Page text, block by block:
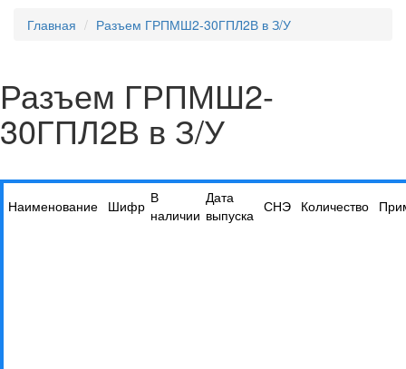
Главная
Разъем ГРПМШ2-30ГПЛ2В в З/У
Разъем ГРПМШ2-
30ГПЛ2В в З/У
Наименование Шифр В
наличии
Дата
выпуска СНЭ Количество